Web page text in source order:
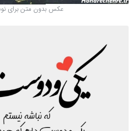
عکس بدون متن برای